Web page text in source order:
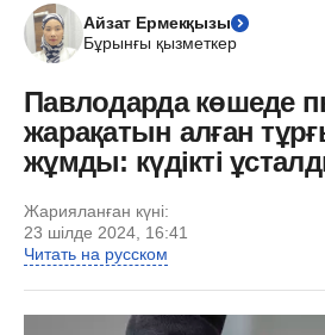
Айзат Ермекқызы
Бұрынғы қызметкер
Павлодарда көшеде
жарақатын алған
жұмды: күдікті
Жарияланған күні:
23 шілде 2024, 16:41
Читать на русском